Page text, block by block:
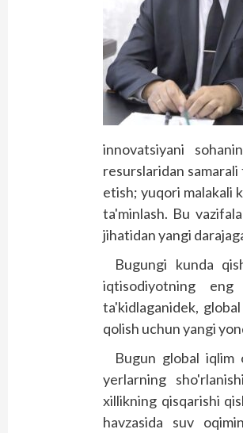
innovatsiyani
resurslaridan
etish; yuqori malakali
ta'minlash. Bu
jihatidan yangi
Bugungi kunda
iqtisodiyotning
ta'kidlaganidek,
qolish uchun yangi
Bugun global iqlim
yerlarning
xillikning qisqarishi
havzasida suv